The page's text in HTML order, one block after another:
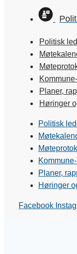
Politisk
Planer,
Høringer
Politisk
Planer,
Høringer
Facebook